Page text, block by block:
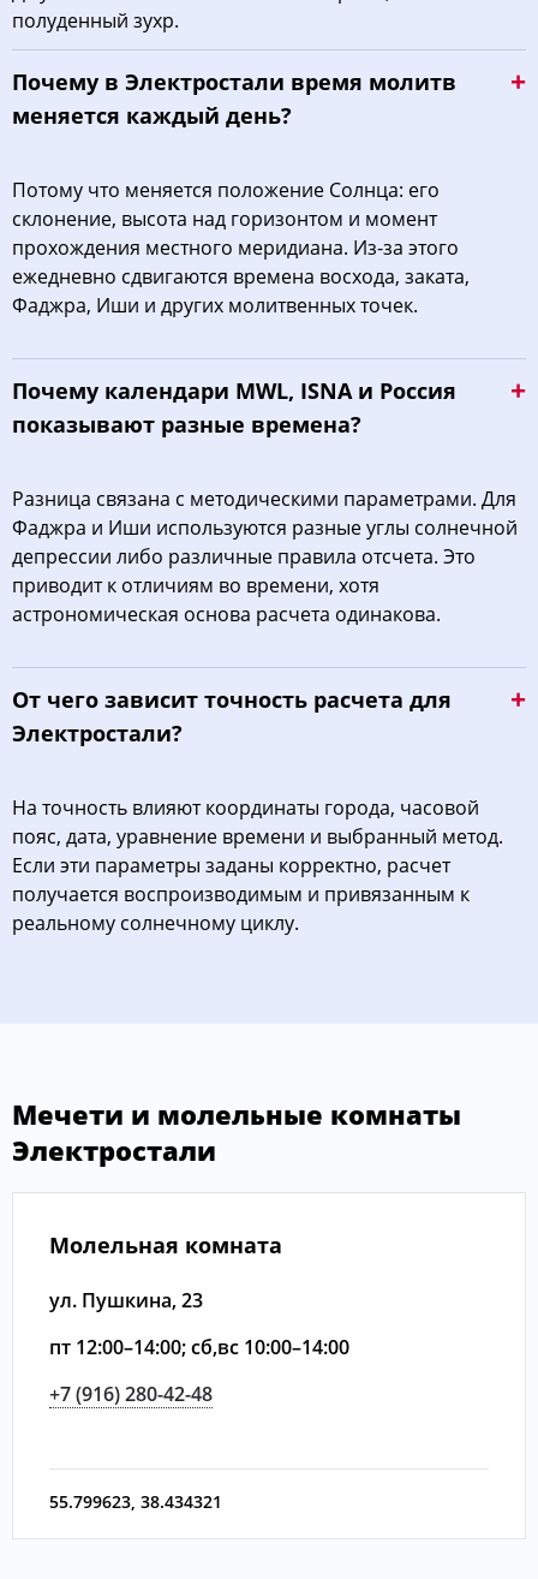
полуденный зухр.
Почему в Электростали время молитв
меняется каждый день?
Потому что меняется положение Солнца: его
склонение, высота над горизонтом и момент
прохождения местного меридиана. Из-за этого
ежедневно сдвигаются времена восхода, заката,
Фаджра, Иши и других молитвенных точек.
Почему календари MWL, ISNA и Россия
показывают разные времена?
Разница связана с методическими параметрами. Для
Фаджра и Иши используются разные углы солнечной
депрессии либо различные правила отсчета. Это
приводит к отличиям во времени, хотя
астрономическая основа расчета одинакова.
От чего зависит точность расчета для
Электростали?
На точность влияют координаты города, часовой
пояс, дата, уравнение времени и выбранный метод.
Если эти параметры заданы корректно, расчет
получается воспроизводимым и привязанным к
реальному солнечному циклу.
Мечети и молельные комнаты
Электростали
Молельная комната
ул. Пушкина, 23
пт 12:00–14:00; сб,вс 10:00–14:00
+7 (916) 280-42-48
55.799623, 38.434321